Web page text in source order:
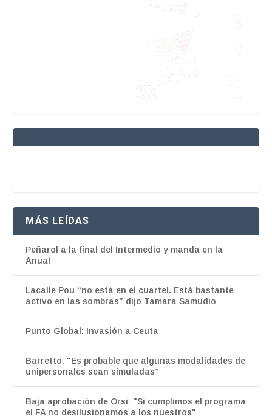
MÁS LEÍDAS
Peñarol a la final del Intermedio y manda en la
Anual
Lacalle Pou “no está en el cuartel. Está bastante
activo en las sombras” dijo Tamara Samudio
Punto Global: Invasión a Ceuta
Barretto: "Es probable que algunas modalidades de
unipersonales sean simuladas”
Baja aprobación de Orsi: "Si cumplimos el programa
el FA no desilusionamos a los nuestros"